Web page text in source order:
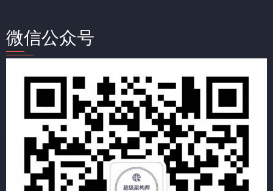
微信公众号